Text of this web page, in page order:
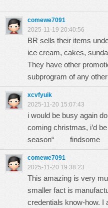
comewe7091
2025-11-19 20:40:56
BR sells their items
ice cream, cakes,
They have other
subprogram of any
xcvfyuik
2025-11-20 15:07:43
i would be busy again
coming christmas, i’d
season“ findsome
comewe7091
2025-11-20 19:38:23
This amazing is very
smaller fact is
credentials know-how. I